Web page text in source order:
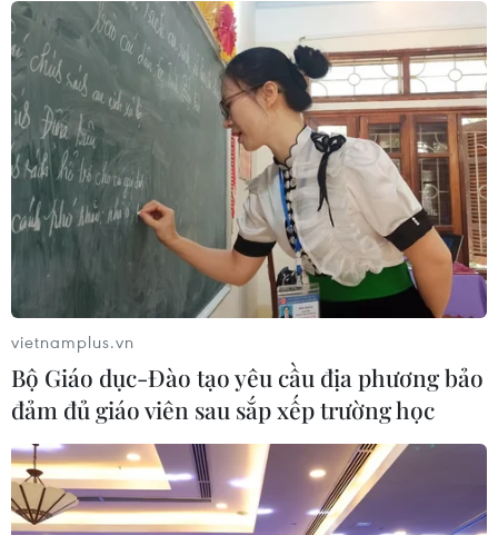
Quốc khánh
10/08/2026 12:00
Quy định nguyên tắc hoạt động của
Ban Chỉ đạo Trung ương phòng,
chống ma túy
10/08/2026 12:00
Đẩy nhanh tiến độ cao tốc CT.07
đoạn Hà Nội-Thái Nguyên-Chợ Mới
10/08/2026 11:29
Quảng Ngãi tăng tốc hoàn thành 4
trường nội trú vùng biên trước 25/8
10/08/2026 11:21
vietnamplus.vn
Bộ Giáo dục-Đào tạo yêu cầu địa phương bảo
đảm đủ giáo viên sau sắp xếp trường học